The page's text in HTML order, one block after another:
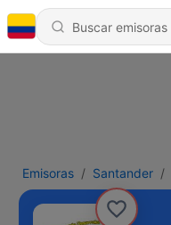
Emisoras Santander